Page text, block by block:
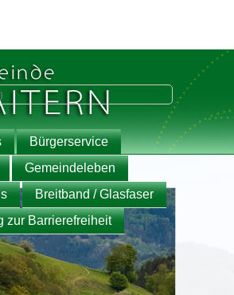
Bürgerservice
Gemeindeleben
Breitband / Glasfaser
zur Barrierefreiheit